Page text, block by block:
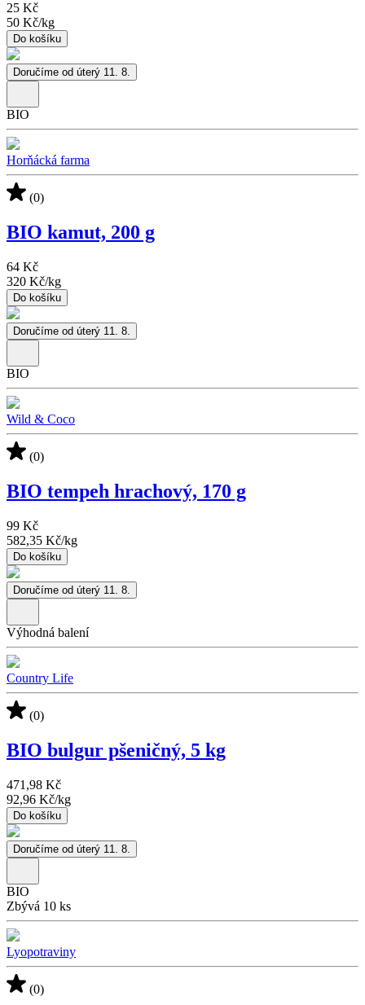
25 Kč
50 Kč/kg
Do košíku
Doručíme od úterý 11. 8.
BIO
Horňácká farma
(0)
BIO kamut, 200 g
64 Kč
320 Kč/kg
Do košíku
Doručíme od úterý 11. 8.
BIO
Wild & Coco
(0)
BIO tempeh hrachový, 170 g
99 Kč
582,35 Kč/kg
Do košíku
Doručíme od úterý 11. 8.
Výhodná balení
Country Life
(0)
BIO bulgur pšeničný, 5 kg
471,98 Kč
92,96 Kč/kg
Do košíku
Doručíme od úterý 11. 8.
BIO
Zbývá 10 ks
Lyopotraviny
(0)